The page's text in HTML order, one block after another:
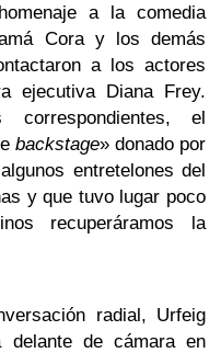
a la comedia
Cora y los demás
a los actores
ejecutiva Diana Frey.
el
backstage» donado por
entretelones del
y que tuvo lugar poco
recuperáramos la
radial, Urfeig
delante de cámara en